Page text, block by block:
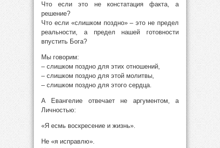
Что если это не констатация факта, а
решение?
Что если «слишком поздно» – это не предел
реальности, а предел нашей готовности
впустить Бога?
Мы говорим:
– слишком поздно для этих отношений,
– слишком поздно для этой молитвы,
– слишком поздно для этого сердца.
А Евангелие отвечает не аргументом, а
Личностью:
«Я есмь воскресение и жизнь».
Не «я исправлю».